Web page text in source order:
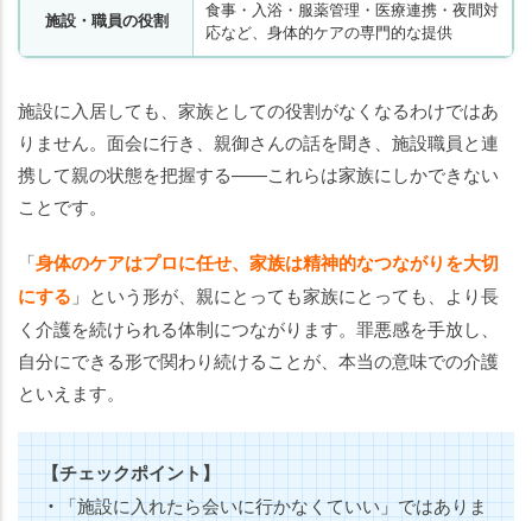
施設・職員の役割
食事・入浴・服薬管理・医療連携・夜間対
応など、身体的ケアの専門的な提供
施設に入居しても、家族としての役割がなくなるわけではあ
りません。面会に行き、親御さんの話を聞き、施設職員と連
携して親の状態を把握する——これらは家族にしかできない
ことです。
「身体のケアはプロに任せ、家族は精神的なつながりを大切
にする 」という形が、親にとっても家族にとっても、より長
く介護を続けられる体制につながります。罪悪感を手放し、
自分にできる形で関わり続けることが、本当の意味での介護
といえます。
【チェックポイント】
・「施設に入れたら会いに行かなくていい」ではありま